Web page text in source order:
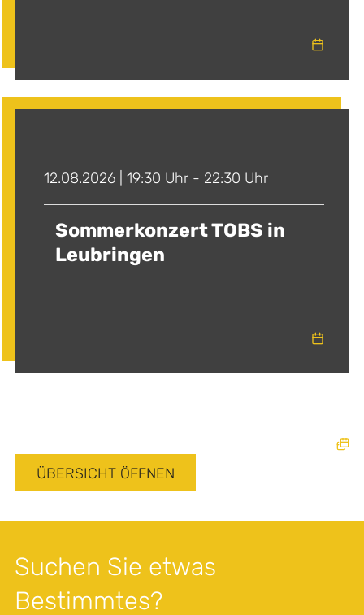
12.08.2026 | 19:30 Uhr - 22:30 Uhr
Sommerkonzert TOBS in
Leubringen
ÜBERSICHT ÖFFNEN
Suchen Sie etwas
Bestimmtes?